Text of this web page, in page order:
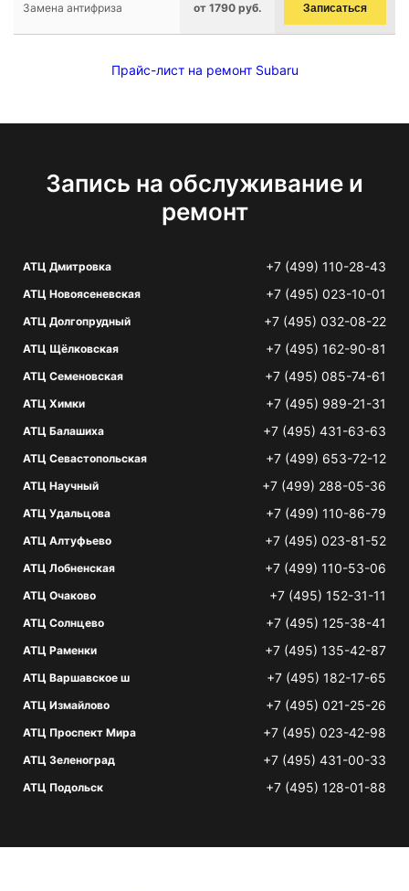
Замена антифриза от 1790 руб. Записаться
Прайс-лист на ремонт Subaru
Запись на обслуживание и
ремонт
АТЦ Дмитровка +7 (499) 110-28-43
АТЦ Новоясеневская +7 (495) 023-10-01
АТЦ Долгопрудный +7 (495) 032-08-22
АТЦ Щёлковская +7 (495) 162-90-81
АТЦ Семеновская +7 (495) 085-74-61
АТЦ Химки +7 (495) 989-21-31
АТЦ Балашиха +7 (495) 431-63-63
АТЦ Севастопольская +7 (499) 653-72-12
АТЦ Научный +7 (499) 288-05-36
АТЦ Удальцова +7 (499) 110-86-79
АТЦ Алтуфьево +7 (495) 023-81-52
АТЦ Лобненская +7 (499) 110-53-06
АТЦ Очаково +7 (495) 152-31-11
АТЦ Солнцево +7 (495) 125-38-41
АТЦ Раменки +7 (495) 135-42-87
АТЦ Варшавское ш +7 (495) 182-17-65
АТЦ Измайлово +7 (495) 021-25-26
АТЦ Проспект Мира +7 (495) 023-42-98
АТЦ Зеленоград +7 (495) 431-00-33
АТЦ Подольск +7 (495) 128-01-88